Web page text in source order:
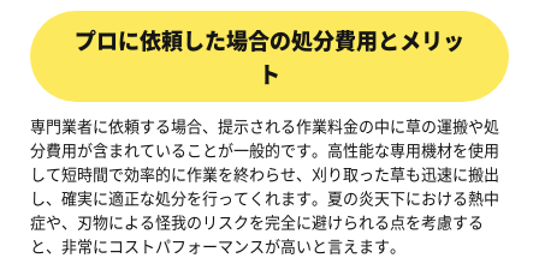
プロに依頼した場合の処分費用とメリッ
ト
専門業者に依頼する場合、提示される作業料金の中に草の運搬や処
分費用が含まれていることが一般的です。高性能な専用機材を使用
して短時間で効率的に作業を終わらせ、刈り取った草も迅速に搬出
し、確実に適正な処分を行ってくれます。夏の炎天下における熱中
症や、刃物による怪我のリスクを完全に避けられる点を考慮する
と、非常にコストパフォーマンスが高いと言えます。